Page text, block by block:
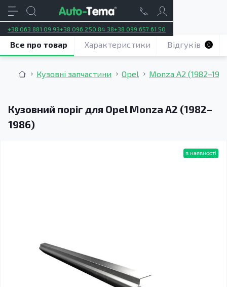
+38 063 881 09 93+38 096 250 84 38+38 099 657 61 50
Кузовні запчастини Opel Monza A2
Кузовний поріг для Opel Monza A2 (1982–
1986)
Все про товар Характеристики Відгуків 0
в наявності